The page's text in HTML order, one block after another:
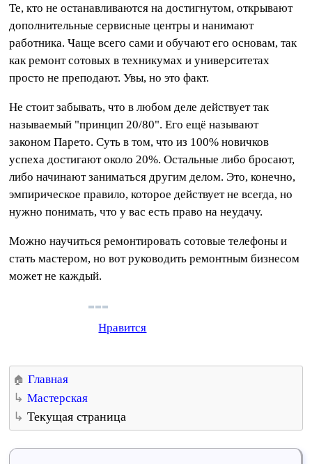
Те, кто не останавливаются на достигнутом, открывают
дополнительные сервисные центры и нанимают
работника. Чаще всего сами и обучают его основам, так
как ремонт сотовых в техникумах и университетах
просто не преподают. Увы, но это факт.
Не стоит забывать, что в любом деле действует так
называемый "принцип 20/80". Его ещё называют
законом Парето. Суть в том, что из 100% новичков
успеха достигают около 20%. Остальные либо бросают,
либо начинают заниматься другим делом. Это, конечно,
эмпирическое правило, которое действует не всегда, но
нужно понимать, что у вас есть право на неудачу.
Можно научиться ремонтировать сотовые телефоны и
стать мастером, но вот руководить ремонтным бизнесом
может не каждый.
Нравится
Главная
Мастерская
Текущая страница